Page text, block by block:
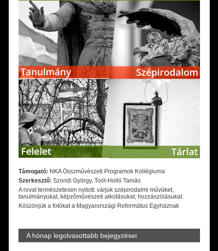
Támogató: NKA Összművészeti Programok Kollégiuma
Szerkesztő: Szondi György, Toót-Holló Tamás
A rovat természetesen nyitott: várjuk szépirodalmi művüket,
tanulmányukat, képzőművészeti alkotásukat, hozzászólásukat.
Köszönjük a fotókat a Magyarországi Református Egyháznak
A hónap legolvasottabb bejegyzései